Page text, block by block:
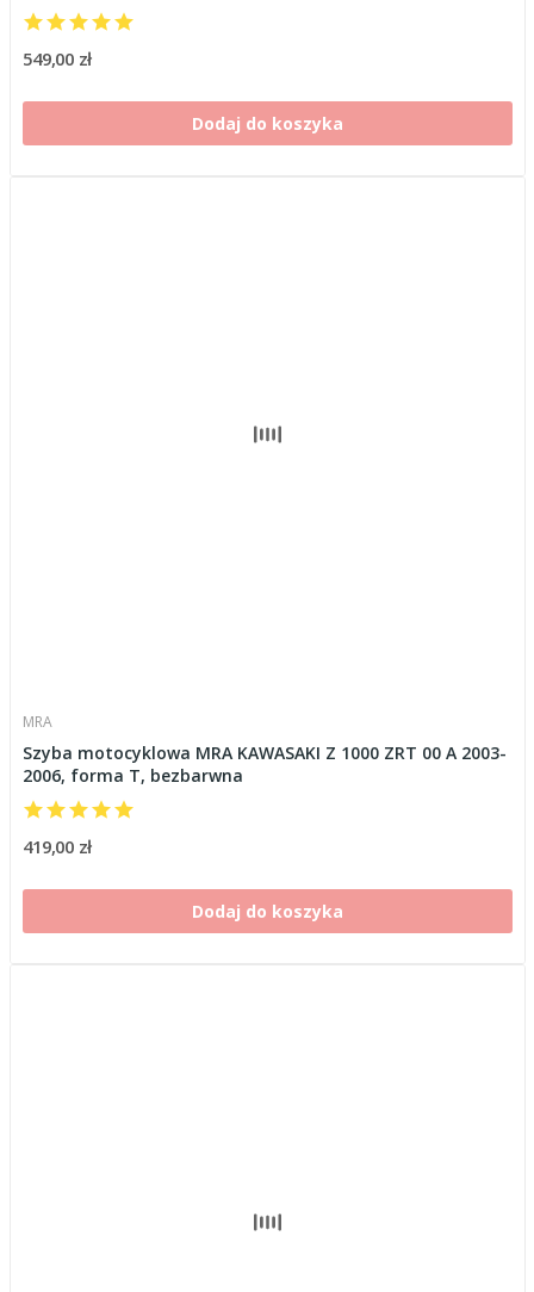
549,00 zł
Dodaj do koszyka
MRA
Szyba motocyklowa MRA KAWASAKI Z 1000 ZRT 00 A 2003-
2006, forma T, bezbarwna
419,00 zł
Dodaj do koszyka